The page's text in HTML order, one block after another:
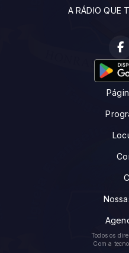
A RÁDIO QUE
Todos os
Com a